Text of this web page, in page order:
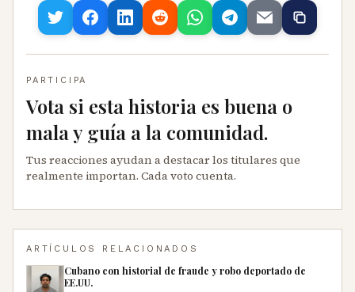
PARTICIPA
Vota si esta historia es buena o
mala y guía a la comunidad.
Tus reacciones ayudan a destacar los titulares que
realmente importan. Cada voto cuenta.
ARTÍCULOS RELACIONADOS
Cubano con historial de fraude y robo deportado de
EE.UU.